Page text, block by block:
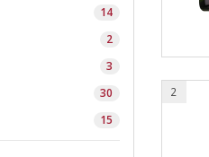
14
2
3
30
15
2